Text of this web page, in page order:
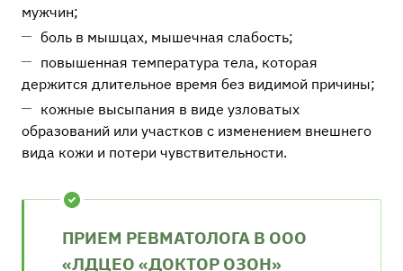
мужчин;
боль в мышцах, мышечная слабость;
повышенная температура тела, которая
держится длительное время без видимой причины;
кожные высыпания в виде узловатых
образований или участков с изменением внешнего
вида кожи и потери чувствительности.
ПРИЕМ РЕВМАТОЛОГА В ООО
«ЛДЦЕО «ДОКТОР ОЗОН»